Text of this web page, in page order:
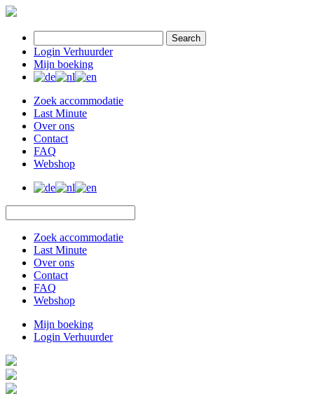
Search
Login Verhuurder
Mijn boeking
Zoek accommodatie
Last Minute
Over ons
Contact
FAQ
Webshop
Zoek accommodatie
Last Minute
Over ons
Contact
FAQ
Webshop
Mijn boeking
Login Verhuurder